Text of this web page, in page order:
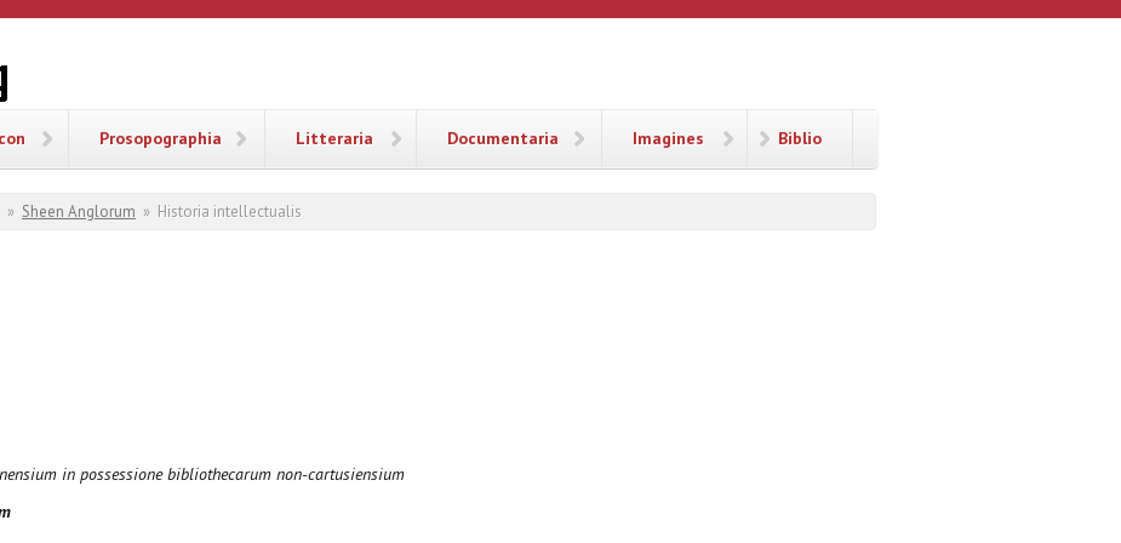
Prosopographia Litteraria Documentaria Imagines Biblio
» Sheen Anglorum » Historia intellectualis
in possessione bibliothecarum non-cartusiensium